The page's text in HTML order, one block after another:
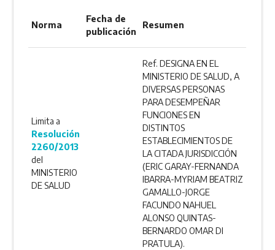
Norma
Fecha de
publicación
Resumen
Limita a
Resolución
2260/2013
del
MINISTERIO
DE SALUD
Ref. DESIGNA EN EL
MINISTERIO DE SALUD, A
DIVERSAS PERSONAS
PARA DESEMPEÑAR
FUNCIONES EN
DISTINTOS
ESTABLECIMIENTOS DE
LA CITADA JURISDICCIÓN
(ERIC GARAY-FERNANDA
IBARRA-MYRIAM BEATRIZ
GAMALLO-JORGE
FACUNDO NAHUEL
ALONSO QUINTAS-
BERNARDO OMAR DI
PRATULA).